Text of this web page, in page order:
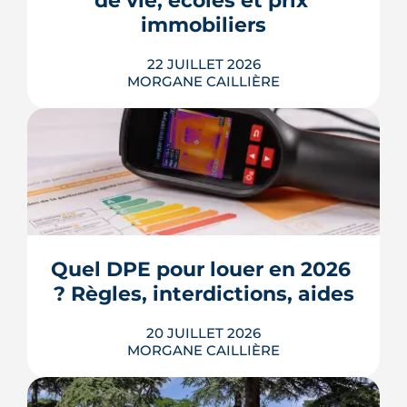
Voici les leviers concrets pour r...
LIRE L'ARTICLE
immobiliers
22 JUILLET 2026
MORGANE CAILLIÈRE
Écoles, base de loisirs, transports,
projets urbains et prix au m2 : le guide
3e ville de Haute-Garonne.
LIRE L'ARTICLE
Quel DPE pour louer en 2026
? Règles, interdictions, aides
20 JUILLET 2026
MORGANE CAILLIÈRE